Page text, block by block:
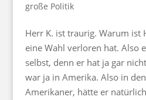
große Politik
Herr K. ist traurig. Warum ist
eine Wahl verloren hat. Also
selbst, denn er hat ja gar
war ja in Amerika. Also in
Amerikaner, hätte er